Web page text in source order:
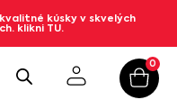
kúsky v skvelých
klikni TU.
0